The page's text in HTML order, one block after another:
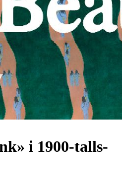
i 1900-talls-